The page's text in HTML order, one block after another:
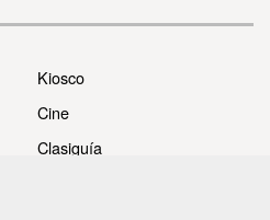
Kiosco
Cine
Clasiguía